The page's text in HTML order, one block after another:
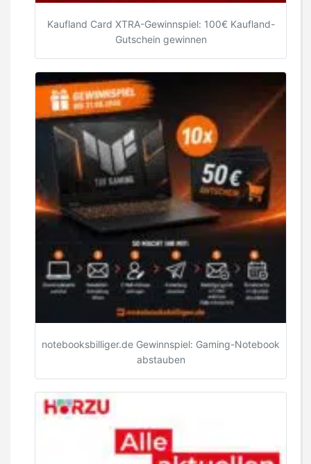
Kaufland Card XTRA-Gewinnspiel: 100€ Kaufland-
Gutschein gewinnen
notebooksbilliger.de Gewinnspiel: Gaming-Notebook
abstauben